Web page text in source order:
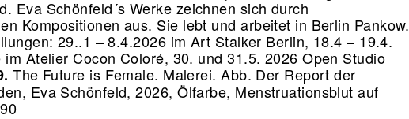
Eva Schönfeld´s Werke zeichnen sich durch
Kompositionen aus. Sie lebt und arbeitet in Berlin Pankow.
29..1 – 8.4.2026 im Art Stalker Berlin, 18.4 – 19.4.
Atelier Cocon Coloré, 30. und 31.5. 2026 Open Studio
The Future is Female. Malerei.Abb. Der Report der
Eva Schönfeld, 2026, Ölfarbe, Menstruationsblut auf